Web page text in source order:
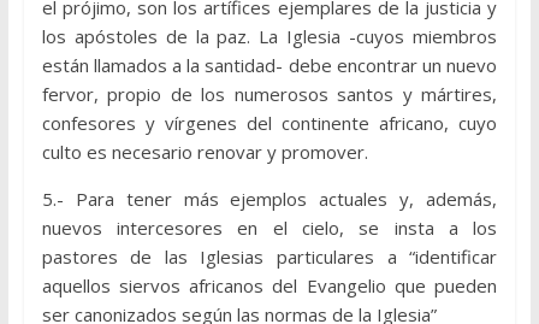
el prójimo, son los artífices ejemplares de la justicia y
los apóstoles de la paz. La Iglesia -cuyos miembros
están llamados a la santidad- debe encontrar un nuevo
fervor, propio de los numerosos santos y mártires,
confesores y vírgenes del continente africano, cuyo
culto es necesario renovar y promover.
5.- Para tener más ejemplos actuales y, además,
nuevos intercesores en el cielo, se insta a los
pastores de las Iglesias particulares a “identificar
aquellos siervos africanos del Evangelio que pueden
ser canonizados según las normas de la Iglesia”